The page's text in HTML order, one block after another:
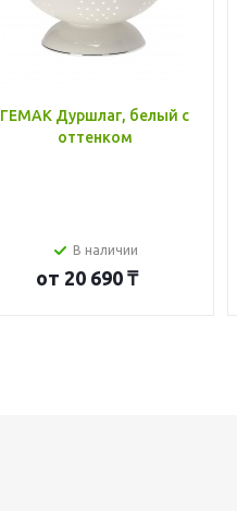
ГЕМАК Дуршлаг, белый с
оттенком
В наличии
от 20 690 ₸